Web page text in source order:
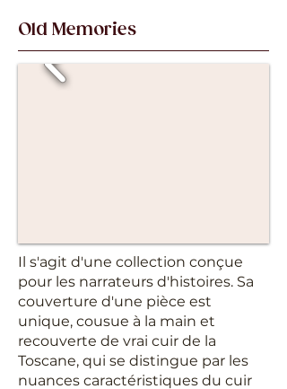
Old Memories
Il s'agit d'une collection conçue
pour les narrateurs d'histoires. Sa
couverture d'une pièce est
unique, cousue à la main et
recouverte de vrai cuir de la
Toscane, qui se distingue par les
nuances caractéristiques du cuir